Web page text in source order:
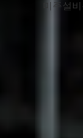
미주설